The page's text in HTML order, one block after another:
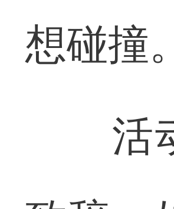
想碰撞。
活动